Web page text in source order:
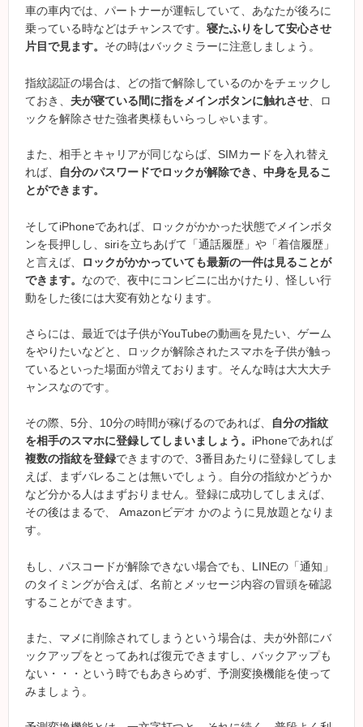
車の車内では、パートナーが運転していて、あなたが後ろに
乗っている時などはチャンスです。 寝たふりをして安心させ
片目で見ます。 その時はバックミラーに注意しましょう。
指紋認証の場合は、どの指で解除しているのかをチェックし
ておき、 夫が寝ている間に指をメインボタンに触れさせ 、ロ
ックを解除させた強者奥様もいらっしゃいます。
また、相手とキャリアが同じならば、SIMカードを入れ替え
れば、
自分のパスワードでロックが解除でき、中身を見るこ
とができます。
そしてiPhoneであれば、ロックがかかった状態でメインボタ
ンを長押しし、siriを立ちあげて「通話履歴」や「着信履歴」
と言えば、
ロックがかかっていても最新の一件は見ることが
できます。 なので、夜中にコンビニに出かけたり、怪しい行
動をした後には大変有効となります。
さらには、最近では子供がYouTubeの動画を見たい、ゲーム
をやりたいなどと、ロックが解除されたスマホを子供が触っ
ているといった場面が増えております。そんな時は大大大チ
ャンスなのです。
その際、5分、10分の時間が稼げるのであれば、
自分の指紋
を相手のスマホに登録してしまいましょう。 iPhoneであれば
複数の指紋を登録できますので、3番目あたりに登録してしま
えば、まずバレることは無いでしょう。自分の指紋かどうか
など分かる人はまずおりません。登録に成功してしまえば、
その後はまるで、 Amazonビデオ かのように見放題となりま
す。
もし、パスコードが解除できない場合でも、LINEの「通知」
のタイミングが合えば、名前とメッセージ内容の冒頭を確認
することができます。
また、マメに削除されてしまうという場合は、夫が外部にバ
ックアップをとってあれば復元できますし、バックアップも
ない・・・という時でもあきらめず、予測変換機能を使って
みましょう。